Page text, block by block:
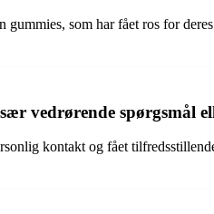
som har fået ros for
vedrørende spørgsmål
kontakt og fået